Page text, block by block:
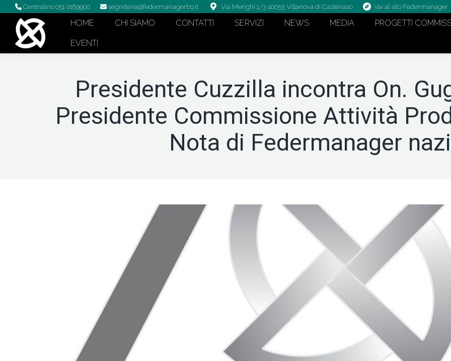
Centralino 051 0189900 segreteria@federmanagerbo.it Via Merighi 1/3 40055 Villanova di Castenaso Vai al sito Federmanager
HOME CHI SIAMO CONTATTI SERVIZI NEWS MEDIA PROGETTI
EVENTI
Presidente Cuzzilla incontra On.
Presidente Commissione Attività
Nota di Federmanager